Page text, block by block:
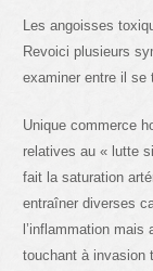
Les angoisses
Revoici plusieurs
examiner entre il se
Unique commerce
relatives au « lutte
fait la saturation
entraîner diverses
l’inflammation
touchant à invasion